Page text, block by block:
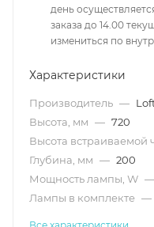
день
заказа до 14.00
измениться по
Характеристики
Производитель —
Высота, мм — 720
Высота встраиваемой
Глубина, мм — 200
Мощность лампы, W —
Лампы в комплекте —